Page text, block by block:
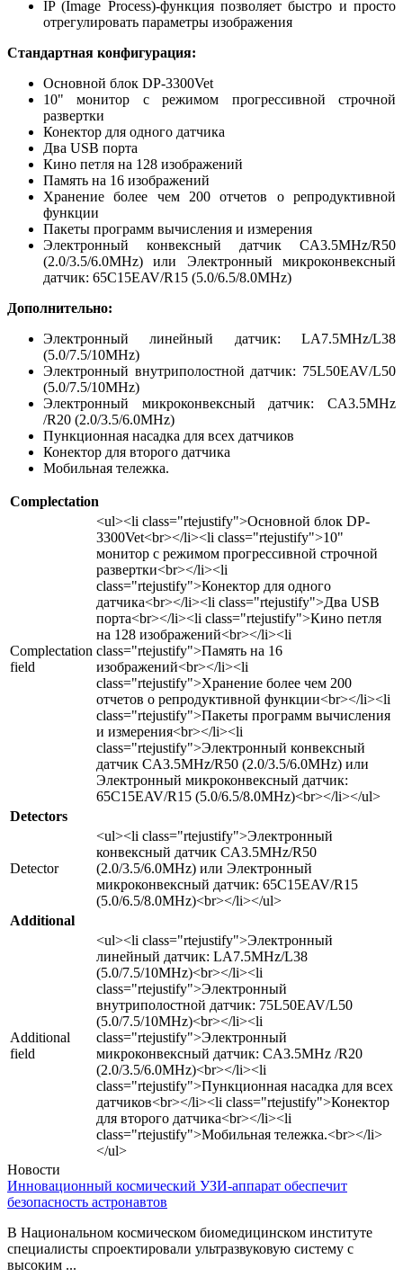
IP (Image Process)-функция позволяет быстро и просто
отрегулировать параметры изображения
Стандартная конфигурация:
Основной блок DP-3300Vet
10" монитор с режимом прогрессивной строчной
развертки
Конектор для одного датчика
Два USB порта
Кино петля на 128 изображений
Память на 16 изображений
Хранение более чем 200 отчетов о репродуктивной
функции
Пакеты программ вычисления и измерения
Электронный конвексный датчик CA3.5MHz/R50
(2.0/3.5/6.0MHz) или Электронный микроконвексный
датчик: 65C15EAV/R15 (5.0/6.5/8.0MHz)
Дополнительно:
Электронный линейный датчик: LA7.5MHz/L38
(5.0/7.5/10MHz)
Электронный внутриполостной датчик: 75L50EAV/L50
(5.0/7.5/10MHz)
Электронный микроконвексный датчик: CA3.5MHz
/R20 (2.0/3.5/6.0MHz)
Пункционная насадка для всех датчиков
Конектор для второго датчика
Мобильная тележка.
Complectation
Complectation
field
<ul><li class="rtejustify">Основной блок DP-
3300Vet<br></li><li class="rtejustify">10"
монитор с режимом прогрессивной строчной
развертки<br></li><li
class="rtejustify">Конектор для одного
датчика<br></li><li class="rtejustify">Два USB
порта<br></li><li class="rtejustify">Кино петля
на 128 изображений<br></li><li
class="rtejustify">Память на 16
изображений<br></li><li
class="rtejustify">Хранение более чем 200
отчетов о репродуктивной функции<br></li><li
class="rtejustify">Пакеты программ вычисления
и измерения<br></li><li
class="rtejustify">Электронный конвексный
датчик CA3.5MHz/R50 (2.0/3.5/6.0MHz) или
Электронный микроконвексный датчик:
65C15EAV/R15 (5.0/6.5/8.0MHz)<br></li></ul>
Detectors
Detector
<ul><li class="rtejustify">Электронный
конвексный датчик CA3.5MHz/R50
(2.0/3.5/6.0MHz) или Электронный
микроконвексный датчик: 65C15EAV/R15
(5.0/6.5/8.0MHz)<br></li></ul>
Additional
Additional
field
<ul><li class="rtejustify">Электронный
линейный датчик: LA7.5MHz/L38
(5.0/7.5/10MHz)<br></li><li
class="rtejustify">Электронный
внутриполостной датчик: 75L50EAV/L50
(5.0/7.5/10MHz)<br></li><li
class="rtejustify">Электронный
микроконвексный датчик: CA3.5MHz /R20
(2.0/3.5/6.0MHz)<br></li><li
class="rtejustify">Пункционная насадка для всех
датчиков<br></li><li class="rtejustify">Конектор
для второго датчика<br></li><li
class="rtejustify">Мобильная тележка.<br></li>
</ul>
Новости
Инновационный космический УЗИ-аппарат обеспечит
безопасность астронавтов
В Национальном космическом биомедицинском институте
специалисты спроектировали ультразвуковую систему с
высоким ...